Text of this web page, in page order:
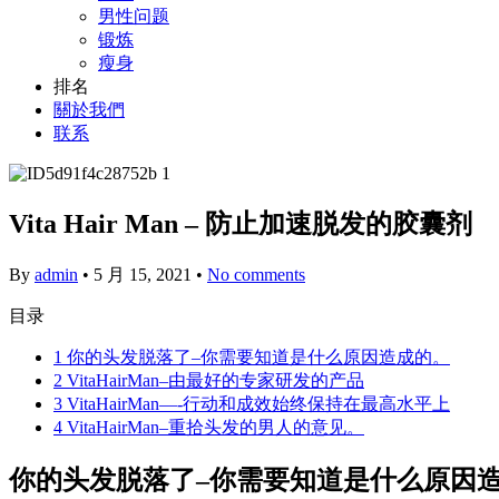
男性问题
锻炼
瘦身
排名
關於我們
联系
Vita Hair Man – 防止加速脱发的胶囊剂
By admin • 5 月 15, 2021 • No comments
目录
1 你的头发脱落了–你需要知道是什么原因造成的。
2 VitaHairMan–由最好的专家研发的产品
3 VitaHairMan—-行动和成效始终保持在最高水平上
4 VitaHairMan–重拾头发的男人的意见。
你的头发脱落了–你需要知道是什么原因